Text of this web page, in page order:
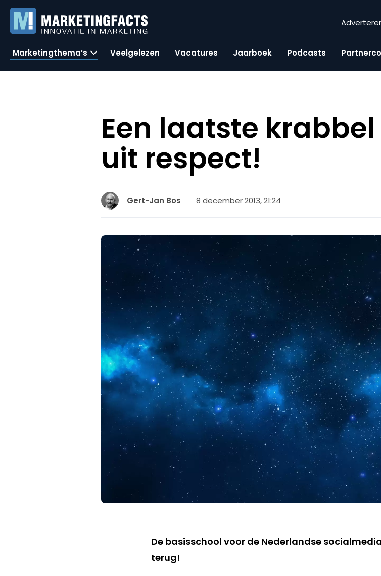
Marketingthema’s Veelgelezen Vacatures Jaarboek Podcasts
Een laatste
uit respect!
Gert-Jan Bos 8 december 2013, 21:24
De basisschool voor de Nederlandse
terug!